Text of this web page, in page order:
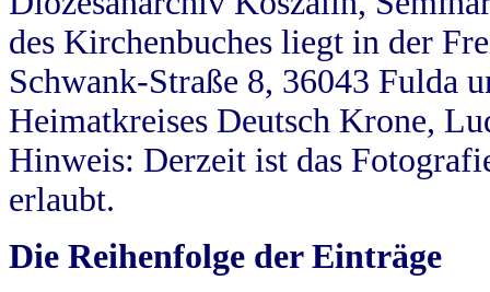
des Kirchenbuches liegt in der
Schwank-Straße 8, 36043 Fulda
Heimatkreises Deutsch Krone,
Hinweis: Derzeit ist das
erlaubt.
Die Reihenfolge der Einträge